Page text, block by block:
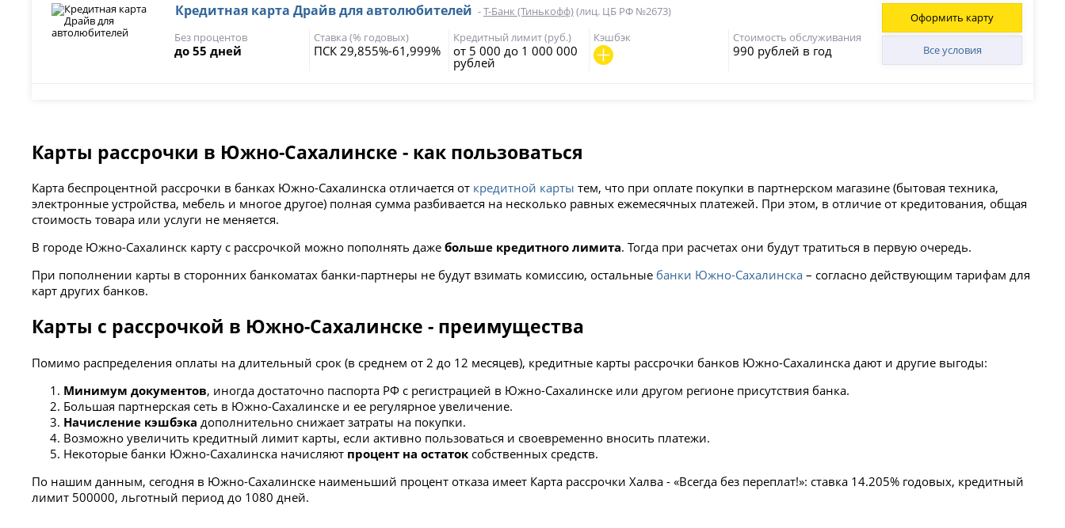
Кредитная карта Драйв для автолюбителей -Т-Банк (Тинькофф)(лиц. ЦБ РФ №2673)
Без процентов
до 55 дней
Ставка (% годовых)
ПСК 29,855%-61,999%
Кредитный лимит (руб.)
от 5 000 до 1 000 000
рублей
Кэшбэк Стоимость обслуживания
990 рублей в год Все условия
Оформить карту
Карты рассрочки в Южно-Сахалинске - как пользоваться
Карта беспроцентной рассрочки в банках Южно-Сахалинска отличается от кредитной карты тем, что при оплате покупки в партнерском магазине (бытовая техника,
электронные устройства, мебель и многое другое) полная сумма разбивается на несколько равных ежемесячных платежей. При этом, в отличие от кредитования, общая
стоимость товара или услуги не меняется.
В городе Южно-Сахалинск карту с рассрочкой можно пополнять дажебольше кредитного лимита. Тогда при расчетах они будут тратиться в первую очередь.
При пополнении карты в сторонних банкоматах банки-партнеры не будут взимать комиссию, остальные банки Южно-Сахалинска – согласно действующим тарифам для
карт других банков.
Карты с рассрочкой в Южно-Сахалинске - преимущества
Помимо распределения оплаты на длительный срок (в среднем от 2 до 12 месяцев), кредитные карты рассрочки банков Южно-Сахалинска дают и другие выгоды:
Минимум документов, иногда достаточно паспорта РФ с регистрацией в Южно-Сахалинске или другом регионе присутствия банка.
Большая партнерская сеть в Южно-Сахалинске и ее регулярное увеличение.
Начисление кэшбэка дополнительно снижает затраты на покупки.
Возможно увеличить кредитный лимит карты, если активно пользоваться и своевременно вносить платежи.
Некоторые банки Южно-Сахалинска начисляют процент на остаток собственных средств.
По нашим данным, сегодня в Южно-Сахалинске наименьший процент отказа имеет Карта рассрочки Халва - «Всегда без переплат!»: ставка 14.205% годовых, кредитный
лимит 500000, льготный период до 1080 дней.